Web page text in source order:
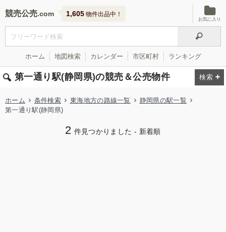
競売公売 1,605 物件出品中！
お気に入り
ホーム 地図検索 カレンダー 市区町村 ランキング
第一通り駅(静岡県)の競売＆公売物件
ホーム 条件検索 東海地方の路線一覧
静岡県の駅一覧
第一通り駅(静岡県)
2 件見つかりました - 新着順